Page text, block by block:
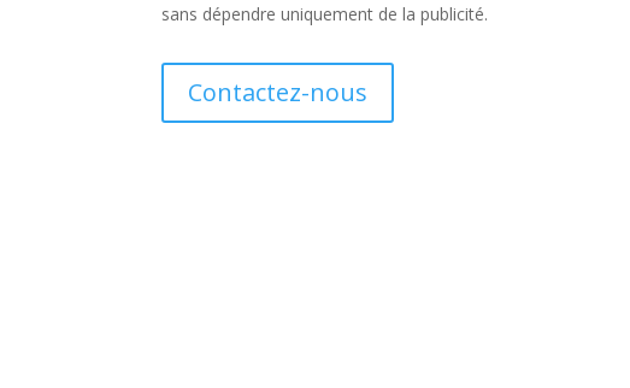
sans dépendre uniquement de la publicité.
Contactez-nous